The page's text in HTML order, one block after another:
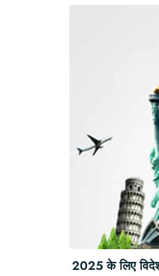
2025 के लिए